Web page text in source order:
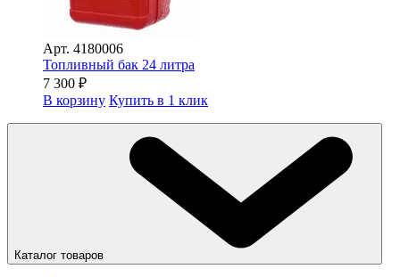
Арт. 4180006
Топливный бак 24 литра
7 300 ₽
В корзину Купить в 1 клик
Каталог товаров